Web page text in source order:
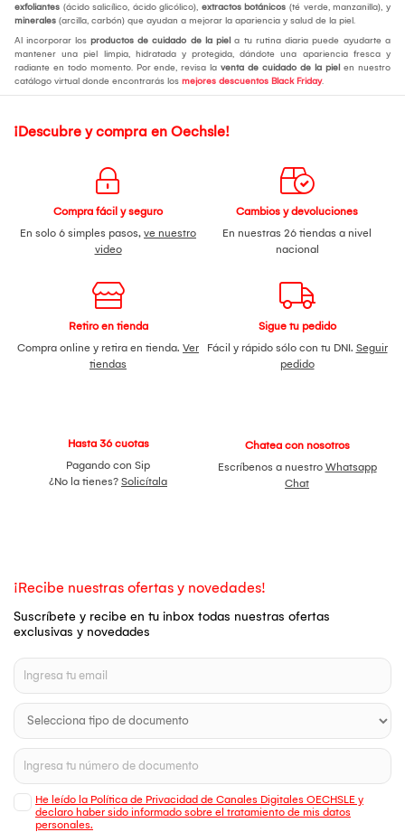
exfoliantes (ácido salicílico, ácido glicólico), extractos botánicos (té verde, manzanilla), y
minerales (arcilla, carbón) que ayudan a mejorar la apariencia y salud de la piel.
Al incorporar los productos de cuidado de la piel a tu rutina diaria puede ayudarte a
mantener una piel limpia, hidratada y protegida, dándote una apariencia fresca y
radiante en todo momento. Por ende, revisa la venta de cuidado de la piel en nuestro
catálogo virtual donde encontrarás los mejores descuentos Black Friday.
¡Descubre y compra en Oechsle!
Compra fácil y seguro
En solo 6 simples pasos, ve nuestro
video
Cambios y devoluciones
En nuestras 26 tiendas a nivel
nacional
Retiro en tienda
Compra online y retira en tienda. Ver
tiendas
Sigue tu pedido
Fácil y rápido sólo con tu DNI. Seguir
pedido
Hasta 36 cuotas
Pagando con Sip
¿No la tienes? Solicítala
Chatea con nosotros
Escríbenos a nuestro Whatsapp
Chat
¡Recibe nuestras ofertas y novedades!
Suscríbete y recibe en tu inbox todas nuestras ofertas
exclusivas y novedades
He leído la Política de Privacidad de Canales Digitales OECHSLE y
declaro haber sido informado sobre el tratamiento de mis datos
personales.